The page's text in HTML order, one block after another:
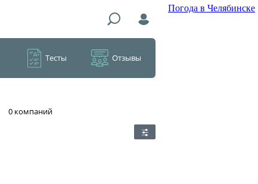
Погода в Челябинске
Тесты Отзывы
​0 компаний